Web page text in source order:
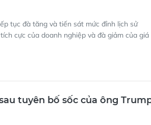
tục đà tăng và tiến sát mức đỉnh lịch sử
cực của doanh nghiệp và đà giảm của giá
tuyên bố sốc của ông